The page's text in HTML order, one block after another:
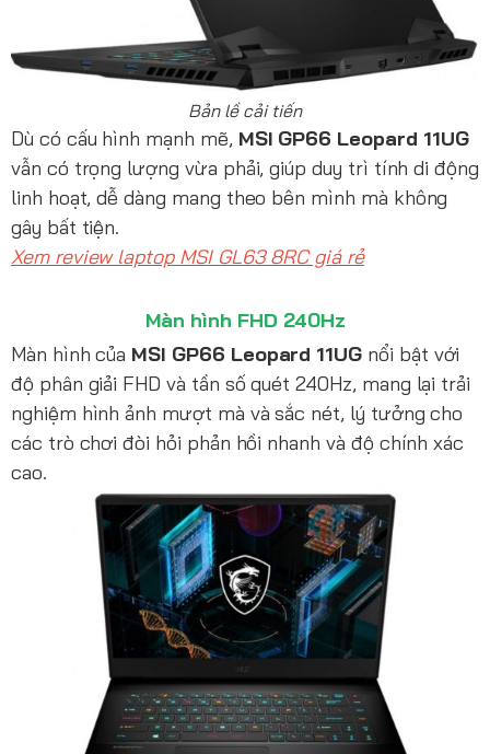
Bản lề cải tiến
Dù có cấu hình mạnh mẽ, MSI GP66 Leopard 11UG
vẫn có trọng lượng vừa phải, giúp duy trì tính di động
linh hoạt, dễ dàng mang theo bên mình mà không
gây bất tiện.
Xem review laptop MSI GL63 8RC giá rẻ
Màn hình FHD 240Hz
Màn hình của MSI GP66 Leopard 11UG nổi bật với
độ phân giải FHD và tần số quét 240Hz, mang lại trải
nghiệm hình ảnh mượt mà và sắc nét, lý tưởng cho
các trò chơi đòi hỏi phản hồi nhanh và độ chính xác
cao.